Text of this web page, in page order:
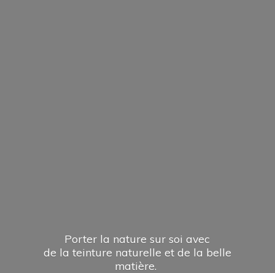
Porter la nature sur soi avec
de la teinture naturelle et de la belle
matière.